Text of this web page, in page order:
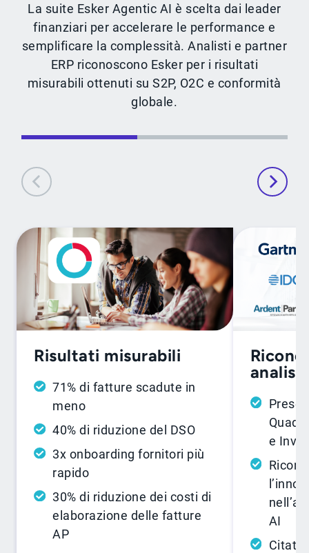
La suite Esker Agentic AI è scelta dai leader
finanziari per accelerare le performance e
semplificare la complessità. Analisti e partner
ERP riconoscono Esker per i risultati
misurabili ottenuti su S2P, O2C e conformità
globale.
Risultati misurabili
71% di fatture scadute in
meno
40% di riduzione del DSO
3x onboarding fornitori più
rapido
30% di riduzione dei costi di
elaborazione delle fatture
AP
analisti
e
AI
Citata